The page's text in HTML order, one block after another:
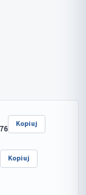
Kopiuj
Kopiuj